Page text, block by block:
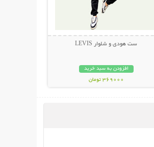
ست هودی و شلوار LEVIS
افزودن به سبد خرید
369000 تومان